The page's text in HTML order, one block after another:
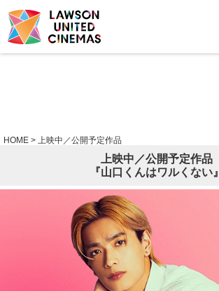
HOME > 上映中／公開予定作品
上映中／公開予定作品
『山口くんはワルくない』